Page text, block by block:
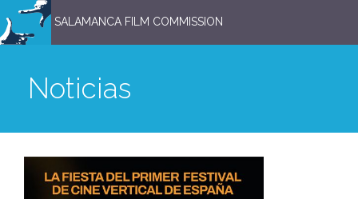
SALAMANCA FILM COMMISSION
Noticias